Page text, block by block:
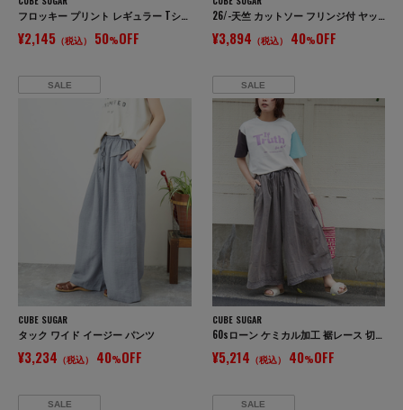
フロッキー プリント レギュラー Tシャツ
¥2,145 （税込） 50%OFF
26/-天竺 カットソー フリンジ付 ヤッコ Tシャツ
¥3,894 （税込） 40%OFF
SALE
CUBE SUGAR
タック ワイド イージー パンツ
¥3,234 （税込） 40%OFF
SALE
CUBE SUGAR
60sローン ケミカル加工 裾レース 切替 ギャザー パンツ
¥5,214 （税込） 40%OFF
SALE SALE